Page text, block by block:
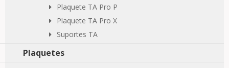
Plaquete TA Pro P
Plaquete TA Pro X
Suportes TA
Plaquetes